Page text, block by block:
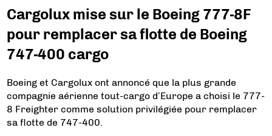
Cargolux mise sur le Boeing 777-8F
pour remplacer sa flotte de Boeing
747-400 cargo
Boeing et Cargolux ont annoncé que la plus grande
compagnie aérienne tout-cargo d’Europe a choisi le 777-
8 Freighter comme solution privilégiée pour remplacer
sa flotte de 747-400.